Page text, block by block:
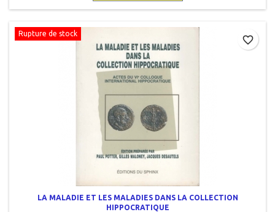
Rupture de stock
LA MALADIE ET LES MALADIES DANS LA COLLECTION
HIPPOCRATIQUE
favorite_border